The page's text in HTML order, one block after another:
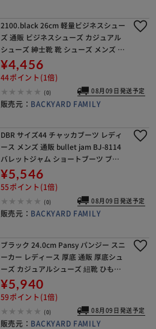
2100.black 26cm 軽量ビジネスシュー
ズ 通販 ビジネスシューズ カジュアル
シューズ 紳士靴 靴 シューズ メンズ マ
リオロゼッティ MARIO ROZZETI ハン
ズフリー 履きやすい
¥4,456
44ポイント(1倍)
(0) 08月09日発送予定
販売元： BACKYARD FAMILY
DBR サイズ44 チャッカブーツ レディ
ース メンズ 通販 bullet jam BJ-8114
バレットジャム ショートブーツ ブー
ツ スウェード ミドルカットブーツ シ
ューズ 靴 ブランド おし
¥5,546
55ポイント(1倍)
(0) 08月09日発送予定
販売元： BACKYARD FAMILY
ブラック 24.0cm Pansy パンジー スニ
ーカー レディース 厚底 通販 厚底シュ
ーズ カジュアルシューズ 紐靴 ひも靴
運動靴 シューズ ウォーキングシュー
ズ レディースシューズ ローカット
¥5,940
59ポイント(1倍)
(0) 08月09日発送予定
販売元： BACKYARD FAMILY